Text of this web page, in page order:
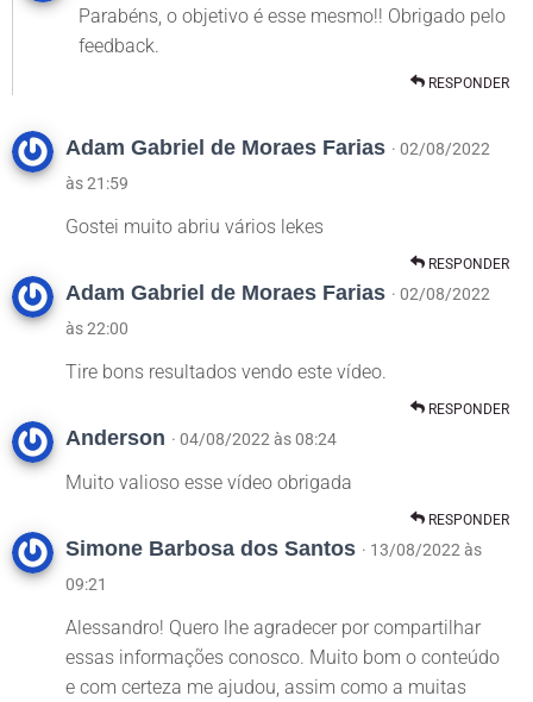
Parabéns, o objetivo é esse mesmo!! Obrigado pelo
feedback.
RESPONDER
Adam Gabriel de Moraes Farias · 02/08/2022
às 21:59
Gostei muito abriu vários lekes
RESPONDER
Adam Gabriel de Moraes Farias · 02/08/2022
às 22:00
Tire bons resultados vendo este vídeo.
RESPONDER
Anderson · 04/08/2022 às 08:24
Muito valioso esse vídeo obrigada
RESPONDER
Simone Barbosa dos Santos · 13/08/2022 às
09:21
Alessandro! Quero lhe agradecer por compartilhar
essas informações conosco. Muito bom o conteúdo
e com certeza me ajudou, assim como a muitas